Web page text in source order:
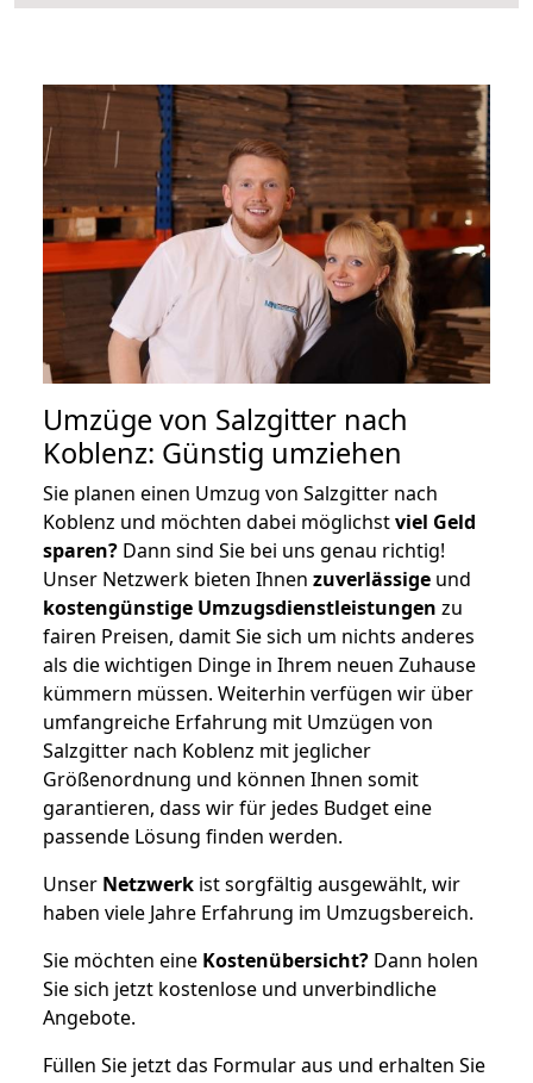
Umzüge von Salzgitter nach
Koblenz: Günstig umziehen
Sie planen einen Umzug von Salzgitter nach
Koblenz und möchten dabei möglichstviel Geld
sparen? Dann sind Sie bei uns genau richtig!
Unser Netzwerk bieten Ihnen zuverlässige und
kostengünstige Umzugsdienstleistungen zu
fairen Preisen, damit Sie sich um nichts anderes
als die wichtigen Dinge in Ihrem neuen Zuhause
kümmern müssen. Weiterhin verfügen wir über
umfangreiche Erfahrung mit Umzügen von
Salzgitter nach Koblenz mit jeglicher
Größenordnung und können Ihnen somit
garantieren, dass wir für jedes Budget eine
passende Lösung finden werden.
Unser Netzwerk ist sorgfältig ausgewählt, wir
haben viele Jahre Erfahrung im Umzugsbereich.
Sie möchten eine Kostenübersicht? Dann holen
Sie sich jetzt kostenlose und unverbindliche
Angebote.
Füllen Sie jetzt das Formular aus und erhalten Sie